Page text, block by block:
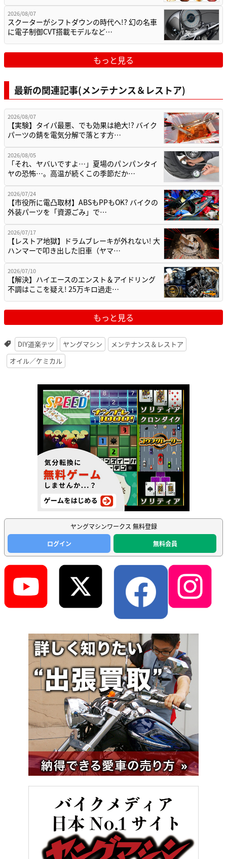
2026/08/07
スクーターがシフトダウンの時代へ!? 幻の名車
に電子制御CVT搭載モデルなど…
もっと見る
最新の関連記事(メンテナンス＆レストア)
2026/08/07
【実験】タイパ最悪、でも効果は絶大!? バイク
パーツの錆を電気分解で落とす方…
2026/08/05
「それ、ヤバいですよ…」夏場のパンパンタイ
ヤの恐怖…。高温が続くこの季節だか…
2026/07/24
【市役所に電凸取材】ABSもPPもOK? バイクの
外装パーツを「資源ごみ」で…
2026/07/17
【レストア地獄】ドラムブレーキが外れない! 大
ハンマーで叩き出した旧車（ヤマ…
2026/07/10
【解決】ハイエースのエンスト＆アイドリング
不調はここを疑え! 25万キロ過走…
もっと見る
DIY道楽テツ ヤングマシン
メンテナンス＆レストア
オイル／ケミカル
ヤングマシンワークス 無料登録
ログイン
無料会員